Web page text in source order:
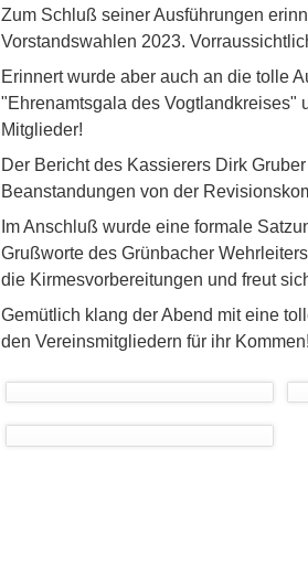
Zum Schluß seiner Ausführungen
Vorstandswahlen 2023.
Erinnert wurde aber auch an die tolle
"Ehrenamtsgala des Vogtlandkreises"
Mitglieder!
Der Bericht des Kassierers Dirk
Beanstandungen von der
Im Anschluß wurde eine formale
Grußworte des Grünbacher
die Kirmesvorbereitungen und freut
Gemütlich klang der Abend mit eine
den Vereinsmitgliedern für ihr Kommen!